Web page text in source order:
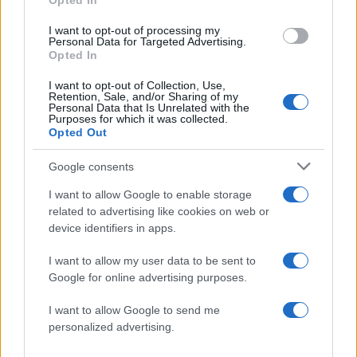
I want to opt-out of processing my
Personal Data for Targeted Advertising.
Opted In
I want to opt-out of Collection, Use,
Retention, Sale, and/or Sharing of my
Personal Data that Is Unrelated with the
Purposes for which it was collected.
Opted Out
Google consents
I want to allow Google to enable storage
related to advertising like cookies on web or
device identifiers in apps.
I want to allow my user data to be sent to
Google for online advertising purposes.
I want to allow Google to send me
personalized advertising.
Χωρίς τη συμμετοχή των ανθρώπων αυτών,
καμία νέα θεραπεία δεν θα μπορούσε να
ασθενείς που τη χρειάζονται.
Η συμμετοχή αυτή πραγματοποιείται πάντοτε
μέσα σε ένα αυστηρό επιστημονικό και
δικαιωμάτων, της ασφάλειας και της
αξιοπρέπειας των συμμετεχόντων, σύμφωνα με
τις ευρωπαϊκές κανονιστικές απαιτήσεις.
Ένα Μήνυμα για το Μέλλον